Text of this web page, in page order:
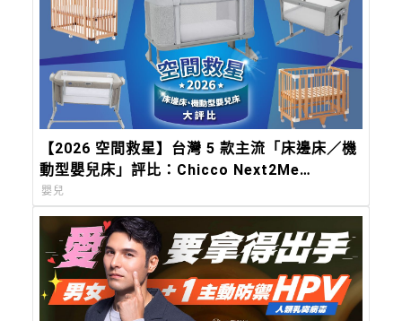
【2026 空間救星】台灣 5 款主流「床邊床／機
動型嬰兒床」評比：Chicco Next2Me
Forever，都會育兒的終極解方
嬰兒